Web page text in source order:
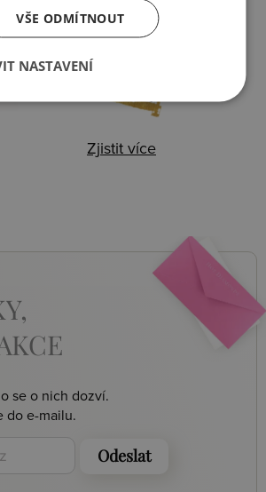
Balení
Zjistit více
se o nich dozví.
do e-mailu.
Odeslat
VŠE ODMÍTNOUT
NASTAVENÍ